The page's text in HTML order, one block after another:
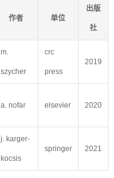
作者 单位
出版
社
m.
szycher
crc
press
2019
a. nofar elsevier 2020
j. karger-
kocsis
springer 2021